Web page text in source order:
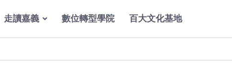
走讀嘉義 數位轉型學院 百大文化基地